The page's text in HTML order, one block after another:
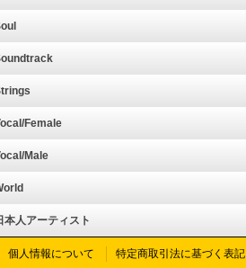
Female
Male
本人アーティスト
個人情報について 特定商取引法に基づく表記